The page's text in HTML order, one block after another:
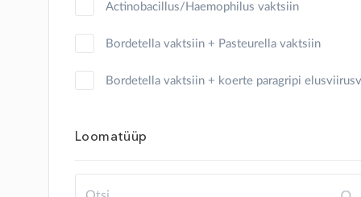
lammas
lind
Actinobacillus/Haemophilus vaktsiin
Bordetella vaktsiin + Pasteurella vaktsiin
Bordetella vaktsiin + koerte paragripi
Loomatüüp